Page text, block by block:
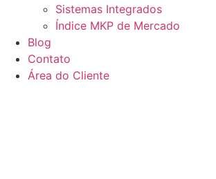
Sistemas Integrados
Índice MKP de Mercado
Blog
Contato
Área do Cliente